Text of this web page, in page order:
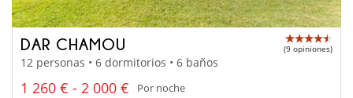
DAR CHAMOU (9 opiniones)
12 personas • 6 dormitorios • 6 baños
1 260 € - 2 000 €
Por noche